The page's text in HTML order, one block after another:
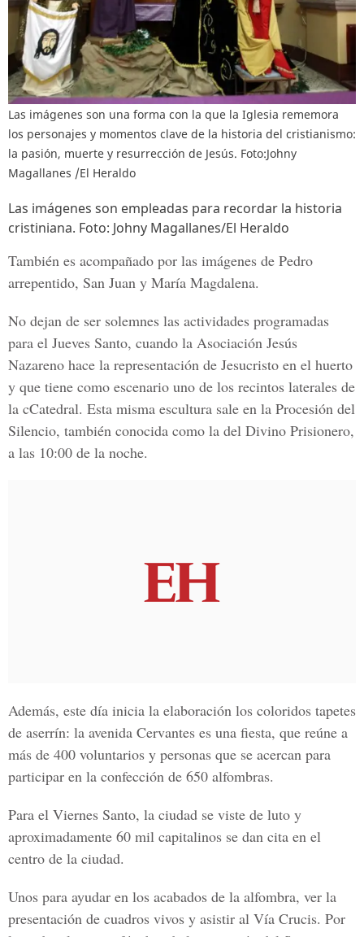
Las imágenes son una forma con la que la Iglesia rememora
los personajes y momentos clave de la historia del cristianismo:
la pasión, muerte y resurrección de Jesús. Foto:Johny
Magallanes /El Heraldo
Las imágenes son empleadas para recordar la historia
cristiniana. Foto: Johny Magallanes/El Heraldo
También es acompañado por las imágenes de Pedro
arrepentido, San Juan y María Magdalena.
No dejan de ser solemnes las actividades programadas
para el Jueves Santo, cuando la Asociación Jesús
Nazareno hace la representación de Jesucristo en el huerto
y que tiene como escenario uno de los recintos laterales de
la cCatedral. Esta misma escultura sale en la Procesión del
Silencio, también conocida como la del Divino Prisionero,
a las 10:00 de la noche.
Además, este día inicia la elaboración los coloridos tapetes
de aserrín: la avenida Cervantes es una fiesta, que reúne a
más de 400 voluntarios y personas que se acercan para
participar en la confección de 650 alfombras.
Para el Viernes Santo, la ciudad se viste de luto y
aproximadamente 60 mil capitalinos se dan cita en el
centro de la ciudad.
Unos para ayudar en los acabados de la alfombra, ver la
presentación de cuadros vivos y asistir al Vía Crucis. Por